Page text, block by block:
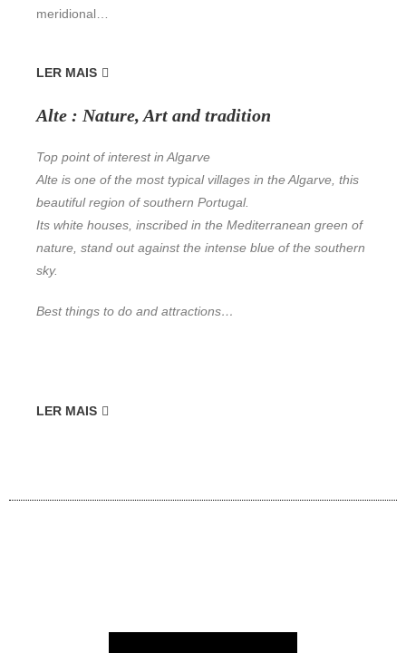
meridional…
LER MAIS
Alte : Nature, Art and tradition
Top point of interest in Algarve
Alte is one of the most typical villages in the Algarve, this
beautiful region of southern Portugal.
Its white houses, inscribed in the Mediterranean green of
nature, stand out against the intense blue of the southern
sky.
Best things to do and attractions…
LER MAIS